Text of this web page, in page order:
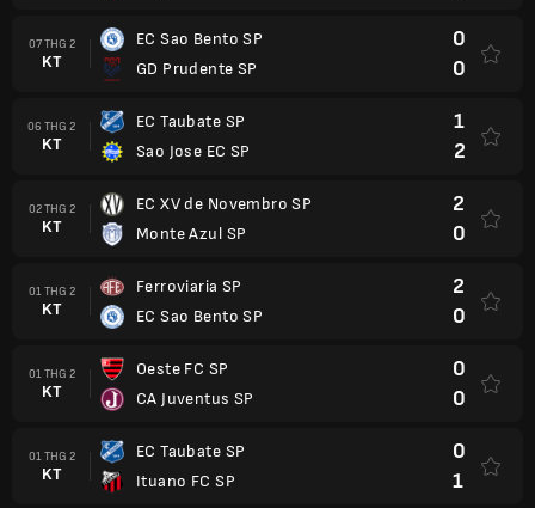
07 THG 2
KT
EC Sao Bento SP
GD Prudente SP
0
0
06 THG 2
KT
EC Taubate SP
Sao Jose EC SP
1
2
02 THG 2
KT
EC XV de Novembro SP
Monte Azul SP
2
0
01 THG 2
KT
Ferroviaria SP
EC Sao Bento SP
2
0
01 THG 2
KT
Oeste FC SP
CA Juventus SP
0
0
01 THG 2
KT
EC Taubate SP
Ituano FC SP
0
1